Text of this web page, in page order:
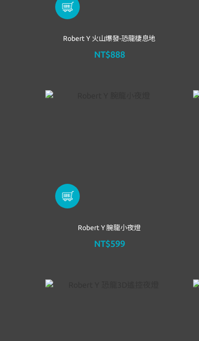
Robert Y 火山爆發-恐龍棲息地
NT$888
Robert Y 腕龍小夜燈
NT$599